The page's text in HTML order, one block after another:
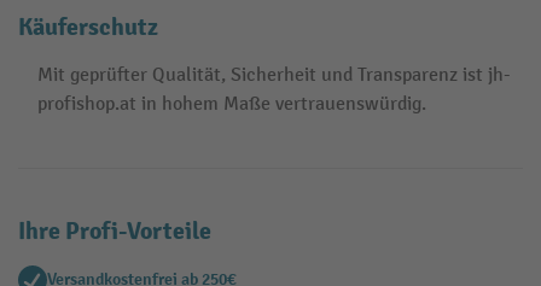
Käuferschutz
Mit geprüfter Qualität, Sicherheit und Transparenz ist jh-
profishop.at in hohem Maße vertrauenswürdig.
Ihre Profi-Vorteile
Versandkostenfrei ab 250€